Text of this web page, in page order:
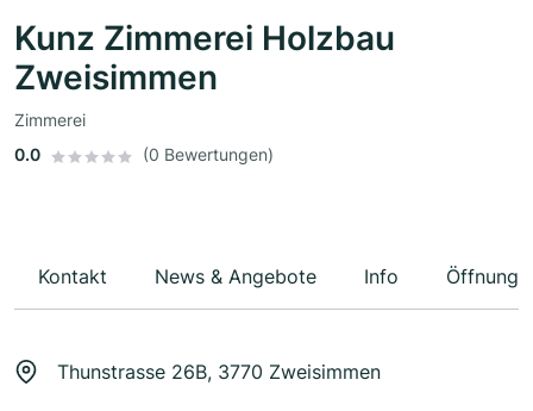
Kunz Zimmerei Holzbau
Zweisimmen
Zimmerei
0.0
(0 Bewertungen)
Kontakt News & Angebote Info
Thunstrasse 26B, 3770 Zweisimmen